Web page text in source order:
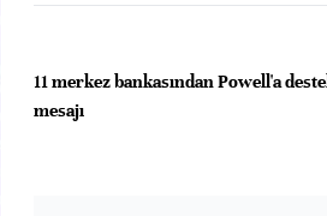
11 merkez bankasından Powell'a
mesajı